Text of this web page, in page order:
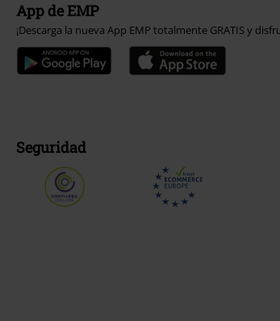
App de EMP
¡Descarga la nueva App EMP totalmente GRATIS y
Seguridad